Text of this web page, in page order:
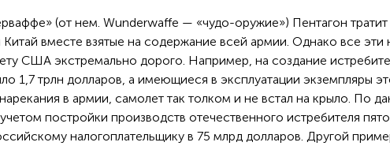
(от нем. Wunderwaffe — «чудо-оружие») Пентагон тратит
вместе взятые на содержание всей армии. Однако все эти
США экстремально дорого. Например, на создание
1,7 трлн долларов, а имеющиеся в эксплуатации экземпляры
в армии, самолет так толком и не встал на крыло. По
постройки производств отечественного истребителя
налогоплательщику в 75 млрд долларов. Другой